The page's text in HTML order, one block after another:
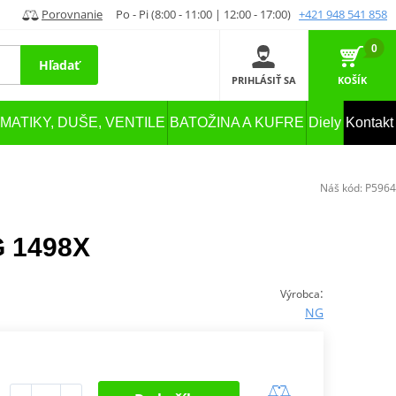
Porovnanie Po - Pi (8:00 - 11:00 | 12:00 - 17:00) +421 948 541 858
Hľadať
PRIHLÁSIŤ SA
0
KOŠÍK
DUŠE, VENTILE BATOŽINA A KUFRE Diely Kontakt
1498X
Výrobca:
NG
Náš kód: P5964